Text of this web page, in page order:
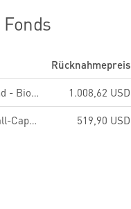
Rücknahmepreis
UBS (Lux) Equity Fund - Biotech (USD), Anteilsklasse P-acc, USD
1.008,62 USD
Vanguard Global Small-Cap Index Fund - USD Acc
519,90 USD